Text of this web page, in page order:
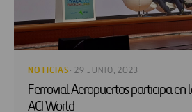
NOTICIAS · 29 JUNIO, 2023
Ferrovial Aeropuertos participa en
ACI World